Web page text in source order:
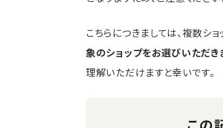
こちらにつきましては、複数シ
象のショップをお選びいただき
理解いただけますと幸いです。